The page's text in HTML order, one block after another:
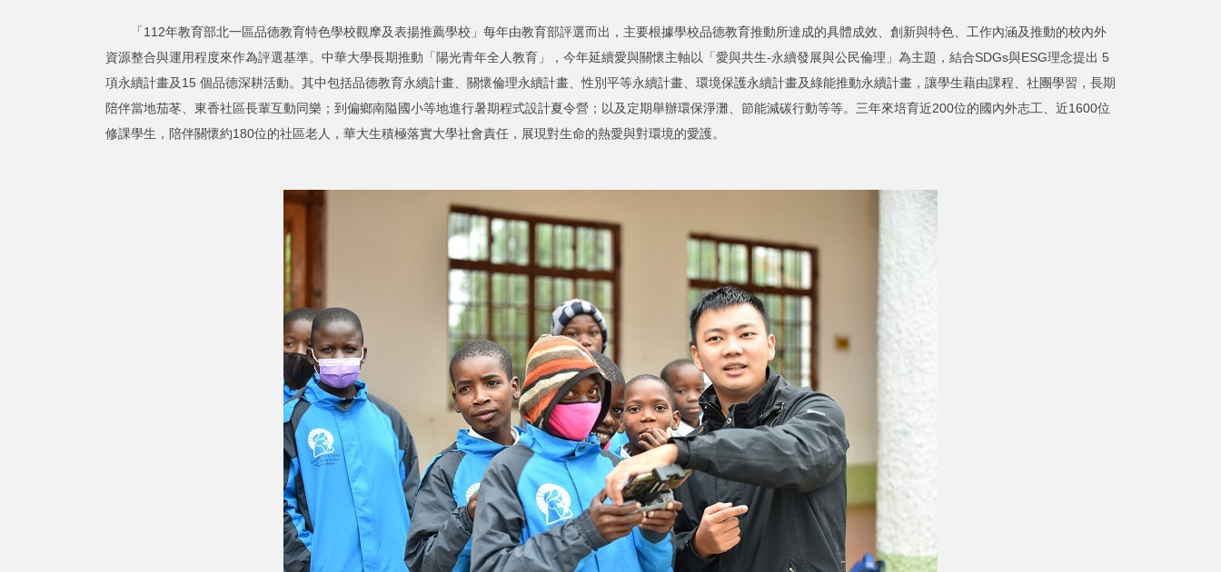
「112年教育部北一區品德教育特色學校觀摩及表揚推薦學校」每年由教育部評選而出，主要根據學校品德教育推動所達成的具體成效、創新與特色、工作內涵及推動的校內外
資源整合與運用程度來作為評選基準。中華大學長期推動「陽光青年全人教育」，今年延續愛與關懷主軸以「愛與共生-永續發展與公民倫理」為主題，結合SDGs與ESG理念提出 5
項永續計畫及15 個品德深耕活動。其中包括品德教育永續計畫、關懷倫理永續計畫、性別平等永續計畫、環境保護永續計畫及綠能推動永續計畫，讓學生藉由課程、社團學習，長期
陪伴當地茄苳、東香社區長輩互動同樂；到偏鄉南隘國小等地進行暑期程式設計夏令營；以及定期舉辦環保淨灘、節能減碳行動等等。三年來培育近200位的國內外志工、近1600位
修課學生，陪伴關懷約180位的社區老人，華大生積極落實大學社會責任，展現對生命的熱愛與對環境的愛護。